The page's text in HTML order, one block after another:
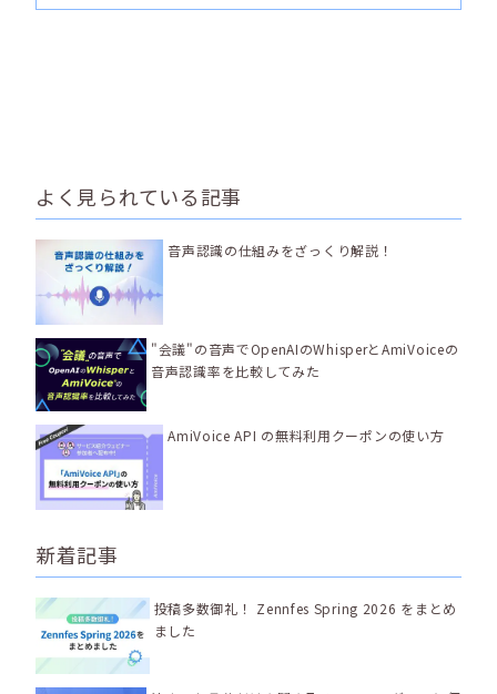
よく見られている記事
音声認識の仕組みをざっくり解説！
"会議"の音声でOpenAIのWhisperとAmiVoiceの
音声認識率を比較してみた
AmiVoice API の無料利用クーポンの使い方
新着記事
投稿多数御礼！ Zennfes Spring 2026 をまとめ
ました